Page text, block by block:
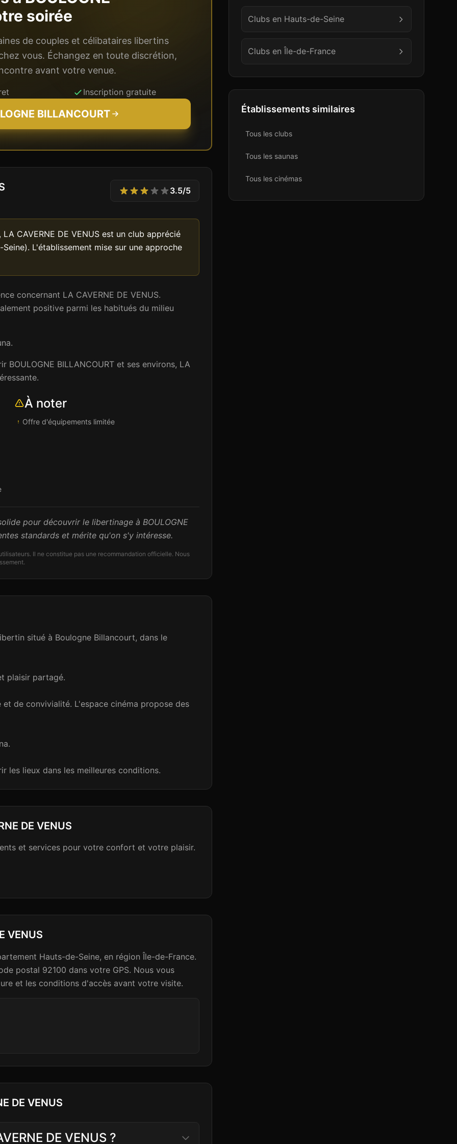
soirée
de couples et célibataires libertins
vous. Échangez en toute discrétion,
avant votre venue.
Inscription gratuite
BILLANCOURT
3.5/5
CAVERNE DE VENUS est un club apprécié
L'établissement mise sur une approche
concernant LA CAVERNE DE VENUS.
positive parmi les habitués du milieu
BILLANCOURT et ses environs, LA
À noter
Offre d'équipements limitée
pour découvrir le libertinage à BOULOGNE
standards et mérite qu'on s'y intéresse.
Il ne constitue pas une recommandation officielle. Nous
situé à Boulogne Billancourt, dans le
plaisir partagé.
de convivialité. L'espace cinéma propose des
les lieux dans les meilleures conditions.
DE VENUS
et services pour votre confort et votre plaisir.
VENUS
Hauts-de-Seine, en région Île-de-France.
postal 92100 dans votre GPS. Nous vous
et les conditions d'accès avant votre visite.
DE VENUS
DE VENUS ?
Clubs en Hauts-de-Seine
Clubs en Île-de-France
Établissements similaires
Tous les clubs
Tous les saunas
Tous les cinémas